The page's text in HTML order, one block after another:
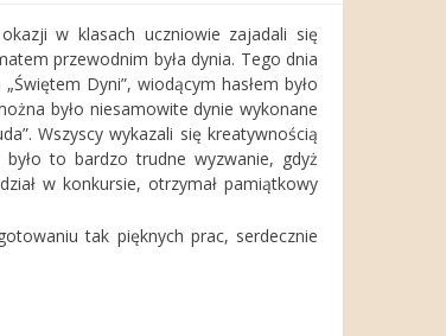
w klasach uczniowie zajadali się
przewodnim była dynia. Tego dnia
Dyni”, wiodącym hasłem było
było niesamowite dynie wykonane
Wszyscy wykazali się kreatywnością
to bardzo trudne wyzwanie, gdyż
w konkursie, otrzymał pamiątkowy
tak pięknych prac, serdecznie